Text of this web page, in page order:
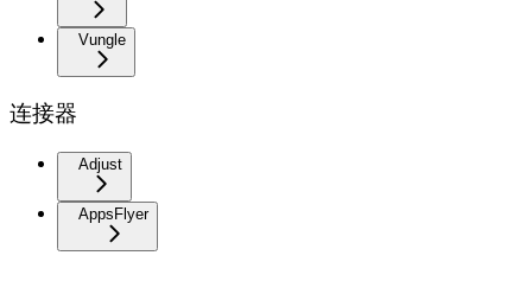
Vungle
连接器
Adjust
AppsFlyer